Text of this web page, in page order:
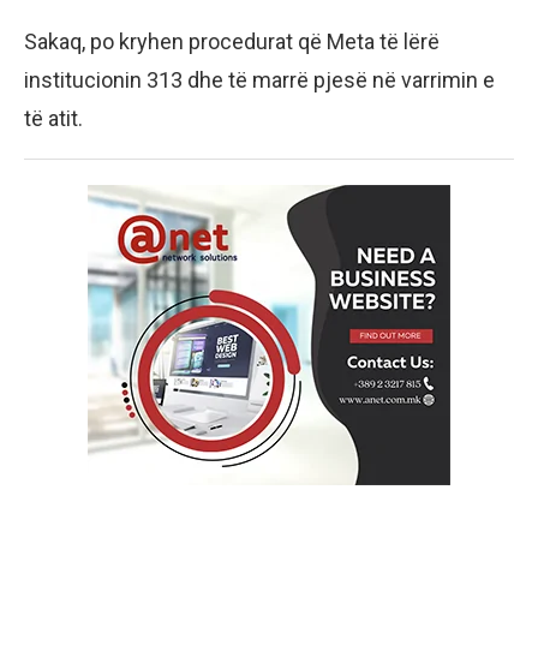
Sakaq, po kryhen procedurat që Meta të lërë
institucionin 313 dhe të marrë pjesë në varrimin e
të atit.